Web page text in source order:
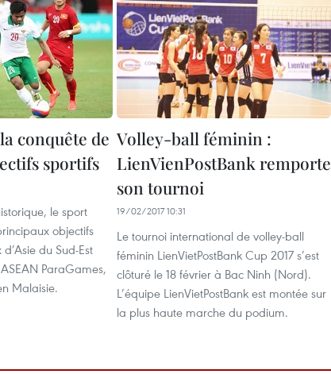
conquête de
sportifs
le sport
objectifs
du Sud-Est
ParaGames,
Malaisie.
Volley-ball féminin :
LienVienPostBank remporte
son tournoi
19/02/2017 10:31
Le tournoi international de volley-ball
féminin LienVietPostBank Cup 2017 s’est
clôturé le 18 février à Bac Ninh (Nord).
L’équipe LienVietPostBank est montée sur
la plus haute marche du podium.